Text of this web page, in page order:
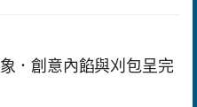
．創意內餡與刈包呈完